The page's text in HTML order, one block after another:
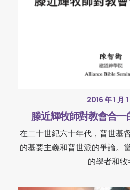
2016 年 1 月 1
滕近輝牧師對教會合一
在二十世紀六十年代，普世基
的基要主義和普世派的爭論。
的學者和牧